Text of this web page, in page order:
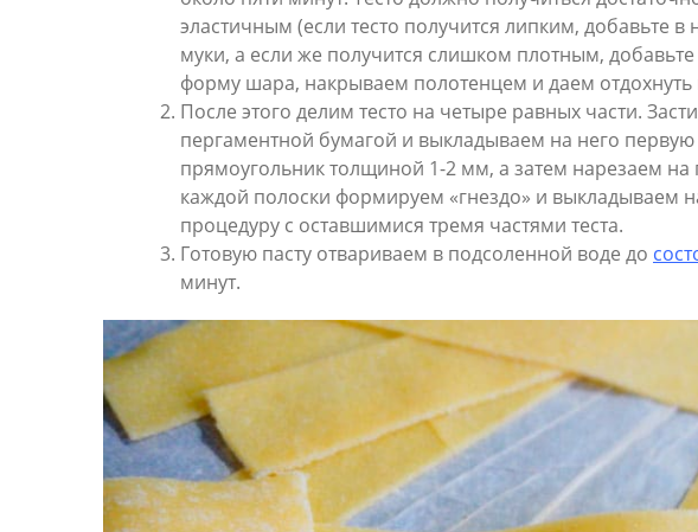
эластичным (если тесто получится липким, добавьте
муки, а если же получится слишком плотным,
форму шара, накрываем полотенцем и даем отдохнуть
После этого делим тесто на четыре равных части.
пергаментной бумагой и выкладываем на него
прямоугольник толщиной 1-2 мм, а затем нарезаем
каждой полоски формируем «гнездо» и выкладываем
процедуру с оставшимися тремя частями теста.
Готовую пасту отвариваем в подсоленной воде до
минут.